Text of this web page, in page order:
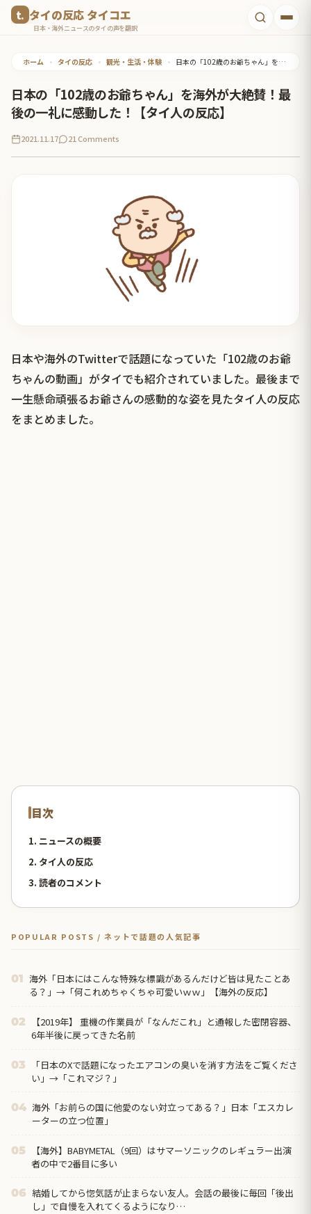
タイの反応 タイコエ
日本・海外ニュースのタイの声を翻訳
ホーム • タイの反応 • 観光・生活・体験 • 日本の「102歳のお爺ちゃん」を海外が大絶賛！最後の一礼に感動した！【タイ人の反応】
日本の「102歳のお爺ちゃん」を海外が大絶賛！最
後の一礼に感動した！【タイ人の反応】
2021.11.17 21 Comments
日本や海外のTwitterで話題になっていた「102歳のお爺
ちゃんの動画」がタイでも紹介されていました。最後まで
一生懸命頑張るお爺さんの感動的な姿を見たタイ人の反応
をまとめました。
目次
1. ニュースの概要
2. タイ人の反応
3. 読者のコメント
POPULAR POSTS / ネットで話題の人気記事
01 海外「日本にはこんな特殊な標識があるんだけど皆は見たことあ
る？」→「何これめちゃくちゃ可愛いｗｗ」【海外の反応】
02
【2019年】 重機の作業員が「なんだこれ」と通報した密閉容器、
6年半後に戻ってきた名前
03
「日本のXで話題になったエアコンの臭いを消す方法をご覧くださ
い」→「これマジ？」
04 海外「お前らの国に他愛のない対立ってある？」日本「エスカレ
ーターの立つ位置」
05
【海外】BABYMETAL（9回）はサマーソニックのレギュラー出演
者の中で2番目に多い
06 結婚してから惚気話が止まらない友人。会話の最後に毎回「後出
し」で自慢を入れてくるようになり…